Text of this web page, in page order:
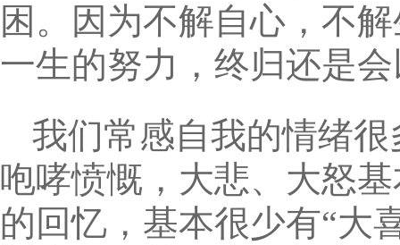
困。因为不解自心，不
一生的努力，终归还是
我们常感自我的情绪
咆哮愤慨，大悲、大怒
的回忆，基本很少有“大